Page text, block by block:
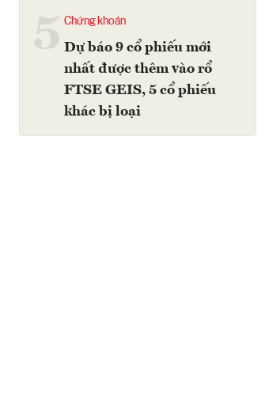
Chứng khoán
Dự báo 9 cổ phiếu mới
nhất được thêm vào rổ
FTSE GEIS, 5 cổ phiếu
khác bị loại